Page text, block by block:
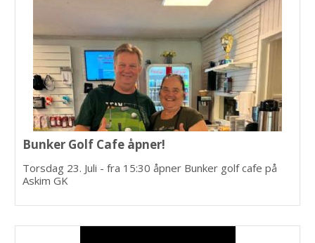
Bunker Golf Cafe åpner!
Torsdag 23. Juli - fra 15:30 åpner Bunker golf cafe på
Askim GK